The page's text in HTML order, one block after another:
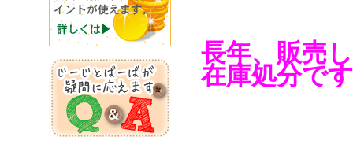
長年、販売
在庫処分で